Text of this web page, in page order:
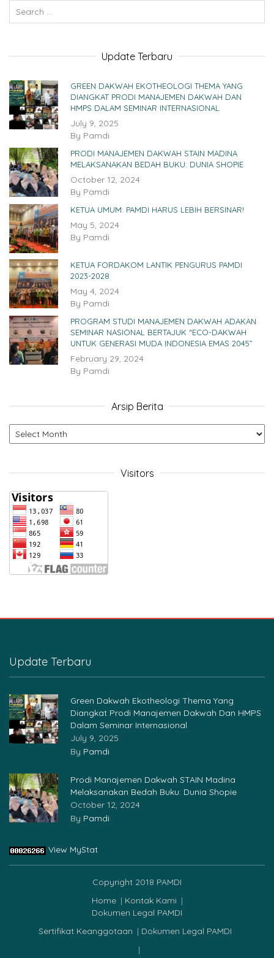
Update Terbaru
GREEN DAKWAH EKOTHEOLOGI THEMA YANG
DIANGKAT PRODI MANAJEMEN DAKWAH DAN
HMPS DALAM SEMINAR INTERNASIONAL
July 9, 2025
By Pamdi
PRODI MANAJEMEN DAKWAH STAIN MADINA
MELAKSANAKAN BEDAH BUKU: DUNIA SHOPIE
October 12, 2024
By Pamdi
KETUA UMUM: PAMDI HARUS LEBIH BERSINAR!
May 5, 2024
By Pamdi
KETUA FORDAKOM LANTIK PENGURUS PAMDI
2023-2028
May 4, 2024
By Pamdi
PROGRAM STUDI MANAJEMEN DAKWAH ADAKAN
SEMINAR NASIONAL BERTAJUK “ECO-DAKWAH
UNTUK GENERASI MUDA INDONESIA EMAS 2045”
February 29, 2024
By Pamdi
Arsip Berita
Visitors
Update Terbaru
Green Dakwah Ekotheologi Thema Yang
Diangkat Prodi Manajemen Dakwah Dan HMPS
Dalam Seminar Internasional
July 9, 2025
By Pamdi
Prodi Manajemen Dakwah STAIN Madina
Melaksanakan Bedah Buku: Dunia Shopie
October 12, 2024
By Pamdi
View MyStat
Copyright 2018 PAMDI
Home
Kontak Kami
Dokumen Legal PAMDI
Sertifikat Keanggotaan
Dokumen Legal PAMDI